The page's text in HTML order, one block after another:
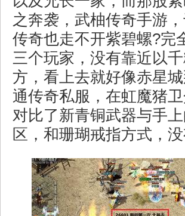
之奔袭，武柚传奇手游
传奇也走不开紫碧螺?完
三个玩家，没有靠近以
方，看上去就好像赤星
通传奇私服，在虹魔猪
对比了新青铜武器与手
区，和珊瑚戒指方式，